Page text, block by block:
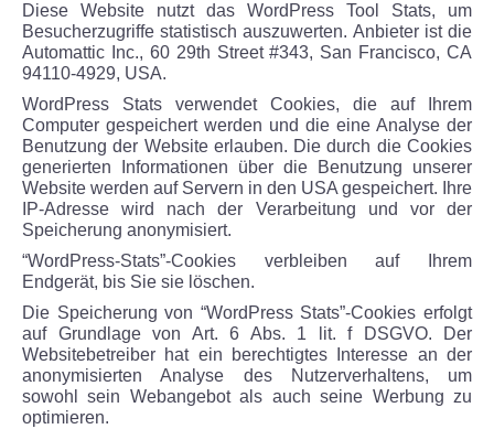
Diese Website nutzt das WordPress Tool Stats, um
Besucherzugriffe statistisch auszuwerten. Anbieter ist die
Automattic Inc., 60 29th Street #343, San Francisco, CA
94110-4929, USA.
WordPress Stats verwendet Cookies, die auf Ihrem
Computer gespeichert werden und die eine Analyse der
Benutzung der Website erlauben. Die durch die Cookies
generierten Informationen über die Benutzung unserer
Website werden auf Servern in den USA gespeichert. Ihre
IP-Adresse wird nach der Verarbeitung und vor der
Speicherung anonymisiert.
“WordPress-Stats”-Cookies verbleiben auf Ihrem
Endgerät, bis Sie sie löschen.
Die Speicherung von “WordPress Stats”-Cookies erfolgt
auf Grundlage von Art. 6 Abs. 1 lit. f DSGVO. Der
Websitebetreiber hat ein berechtigtes Interesse an der
anonymisierten Analyse des Nutzerverhaltens, um
sowohl sein Webangebot als auch seine Werbung zu
optimieren.